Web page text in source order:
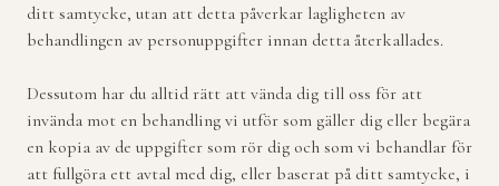
ditt samtycke, utan att detta påverkar lagligheten av
behandlingen av personuppgifter innan detta återkallades.
Dessutom har du alltid rätt att vända dig till oss för att
invända mot en behandling vi utför som gäller dig eller begära
en kopia av de uppgifter som rör dig och som vi behandlar för
att fullgöra ett avtal med dig, eller baserat på ditt samtycke, i